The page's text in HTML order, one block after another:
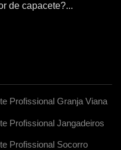
de capacete?...
Profissional Granja Viana
Profissional Jangadeiros
Profissional Socorro